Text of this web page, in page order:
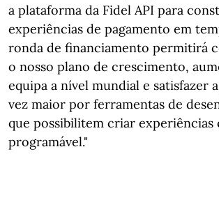
a plataforma da Fidel API para
experiências de pagamento em
ronda de financiamento permitirá
o nosso plano de crescimento,
equipa a nível mundial e satisfazer
vez maior por ferramentas de
que possibilitem criar
programável."